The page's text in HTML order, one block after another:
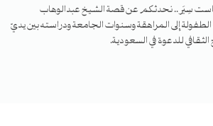
سِيَر.. نحدثكم عن قصة الشيخ عبدالوهاب
إلى المراهقة وسنوات الجامعة ودراسته بين يديّ
للدعوة في السعودية.